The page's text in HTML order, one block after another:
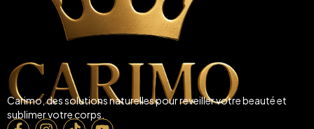
Carimo, des solutions naturelles pour reveiller votre beauté et
sublimer votre corps.